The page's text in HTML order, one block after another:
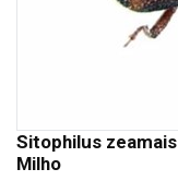
Sitophilus
Milho